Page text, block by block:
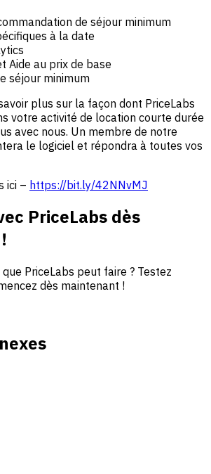
de séjour minimum
à la date
Aide au prix de base
séjour minimum
plus sur la façon dont PriceLabs
votre activité de location courte durée
avec nous. Un membre de notre
le logiciel et répondra à toutes vos
ici – https://bit.ly/42NNvMJ
PriceLabs dès
PriceLabs peut faire ? Testez
dès maintenant !